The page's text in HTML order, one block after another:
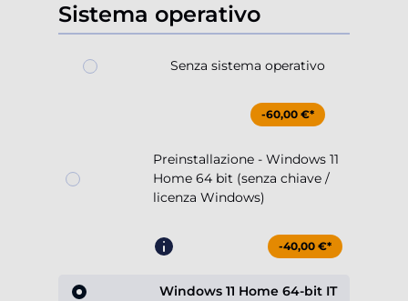
Sistema operativo
Senza sistema operativo
-60,00 €*
Preinstallazione - Windows 11
Home 64 bit (senza chiave /
licenza Windows)
-40,00 €*
Windows 11 Home 64-bit IT